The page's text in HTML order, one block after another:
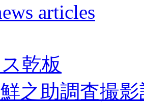
articles
乾板
之助調査撮